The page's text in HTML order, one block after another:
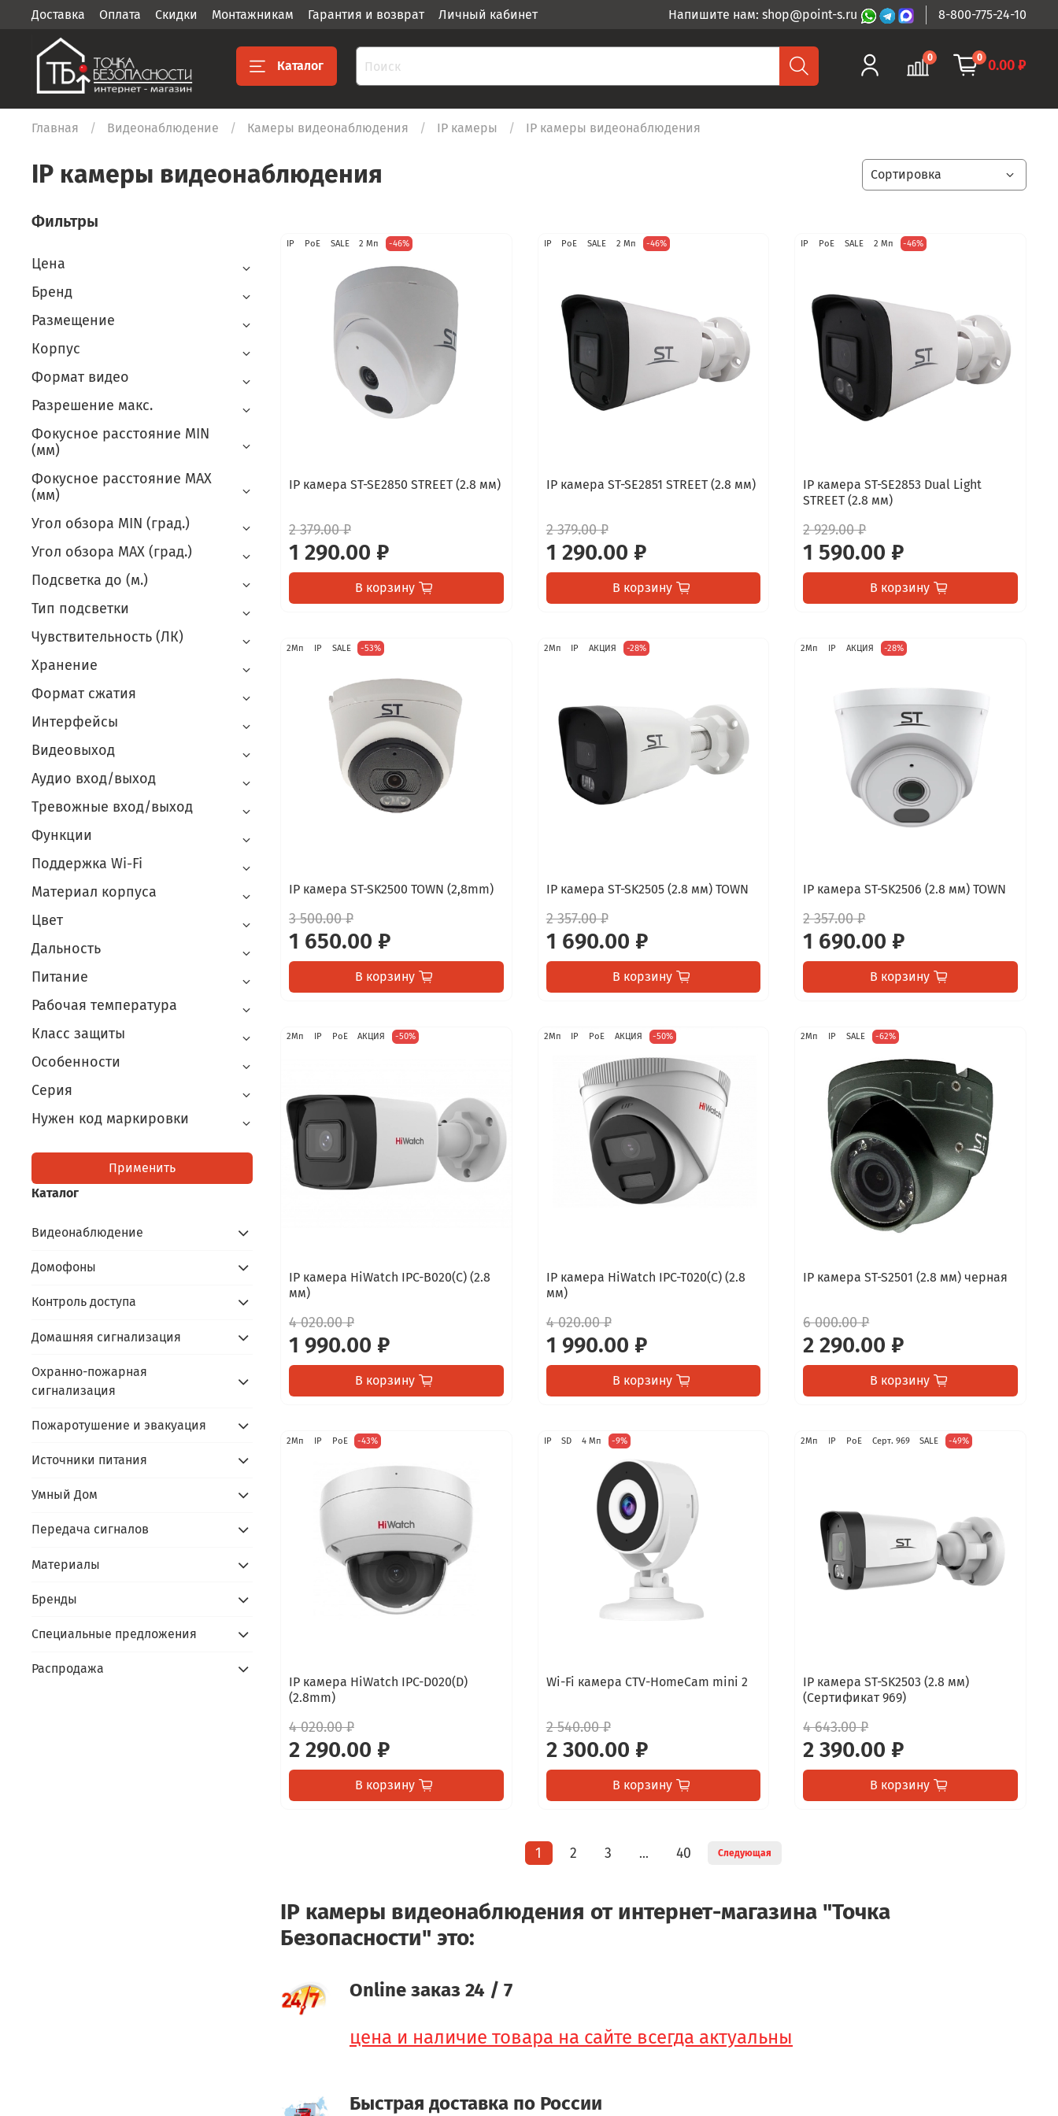
Доставка Оплата Скидки Монтажникам Гарантия и возврат Личный кабинет Напишите нам: shop@point-s.ru 8-800-775-24-10
Каталог
0 0 0.00 ₽
Главная Видеонаблюдение Камеры видеонаблюдения IP камеры IP камеры видеонаблюдения
IP камеры видеонаблюдения
IP PoE SALE 2 Мп -46%
IP камера ST-SE2850 STREET (2.8 мм)
2 379.00 ₽
1 290.00 ₽
В корзину
IP PoE SALE 2 Мп -46%
IP камера ST-SE2851 STREET (2.8 мм)
2 379.00 ₽
1 290.00 ₽
В корзину
IP PoE SALE 2 Мп -46%
IP камера ST-SE2853 Dual Light
STREET (2.8 мм)
2 929.00 ₽
1 590.00 ₽
В корзину
2Мп IP SALE -53%
IP камера ST-SK2500 TOWN (2,8mm)
3 500.00 ₽
1 650.00 ₽
В корзину
2Мп IP АКЦИЯ -28%
IP камера ST-SK2505 (2.8 мм) TOWN
2 357.00 ₽
1 690.00 ₽
В корзину
2Мп IP АКЦИЯ -28%
IP камера ST-SK2506 (2.8 мм) TOWN
2 357.00 ₽
1 690.00 ₽
В корзину
2Мп IP PoE АКЦИЯ -50%
IP камера HiWatch IPC-B020(C) (2.8
мм)
4 020.00 ₽
1 990.00 ₽
В корзину
2Мп IP PoE АКЦИЯ -50%
IP камера HiWatch IPC-T020(C) (2.8
мм)
4 020.00 ₽
1 990.00 ₽
В корзину
2Мп IP SALE -62%
IP камера ST-S2501 (2.8 мм) черная
6 000.00 ₽
2 290.00 ₽
В корзину
2Мп IP PoE -43%
IP камера HiWatch IPC-D020(D)
(2.8mm)
4 020.00 ₽
2 290.00 ₽
В корзину
IP SD 4 Мп -9%
Wi-Fi камера CTV-HomeCam mini 2
2 540.00 ₽
2 300.00 ₽
В корзину
2Мп IP PoE Серт. 969 SALE -49%
IP камера ST-SK2503 (2.8 мм)
(Сертификат 969)
4 643.00 ₽
2 390.00 ₽
В корзину
1 2 3 … 40 Следующая
IP камеры видеонаблюдения от интернет-магазина "Точка
Безопасности" это:
Online заказ 24 / 7
цена и наличие товара на сайте всегда актуальны
Быстрая доставка по России
Фильтры
Цена
Бренд
Размещение
Корпус
Формат видео
Разрешение макс.
Фокусное расстояние MIN
(мм)
Фокусное расстояние MAX
(мм)
Угол обзора MIN (град.)
Угол обзора MAX (град.)
Подсветка до (м.)
Тип подсветки
Чувствительность (ЛК)
Хранение
Формат сжатия
Интерфейсы
Видеовыход
Аудио вход/выход
Тревожные вход/выход
Функции
Поддержка Wi-Fi
Материал корпуса
Цвет
Дальность
Питание
Рабочая температура
Класс защиты
Особенности
Серия
Нужен код маркировки
Применить
Каталог
Видеонаблюдение
Домофоны
Контроль доступа
Домашняя сигнализация
Охранно-пожарная
сигнализация
Пожаротушение и эвакуация
Источники питания
Умный Дом
Передача сигналов
Материалы
Бренды
Специальные предложения
Распродажа